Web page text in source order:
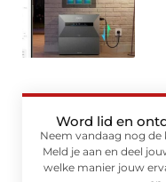
Word lid en
Neem vandaag nog
Meld je aan en deel
welke manier jouw